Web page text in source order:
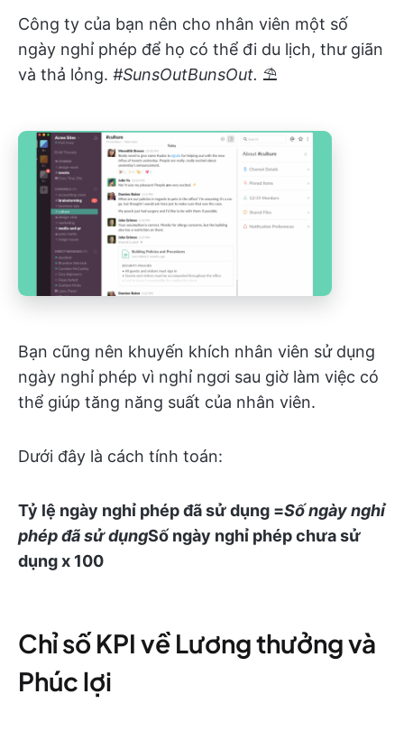
Công ty của bạn nên cho nhân viên một số
ngày nghỉ phép để họ có thể đi du lịch, thư giãn
và thả lỏng. #SunsOutBunsOut. ⛱
Bạn cũng nên khuyến khích nhân viên sử dụng
ngày nghỉ phép vì nghỉ ngơi sau giờ làm việc có
thể giúp tăng năng suất của nhân viên.
Dưới đây là cách tính toán:
Tỷ lệ ngày nghỉ phép đã sử dụng =Số ngày nghỉ
phép đã sử dụngSố ngày nghỉ phép chưa sử
dụngx 100
Chỉ số KPI về Lương thưởng và
Phúc lợi